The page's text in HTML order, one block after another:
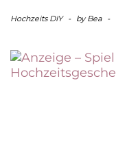
Hochzeits DIY - byBea -